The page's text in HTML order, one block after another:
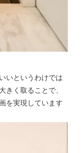
いというわけでは
きく取ることで、
を実現しています